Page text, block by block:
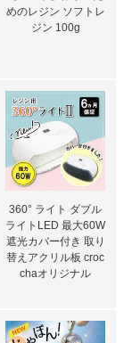
めのレジン ソフトレ
ジン 100g
360° ライト ダブル
ライトLED 最大60W
遮光カバー付き 取り
替えアクリル板 croc
chaオリジナル